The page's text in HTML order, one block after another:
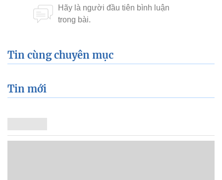
Tin cùng chuyên mục
Tin mới